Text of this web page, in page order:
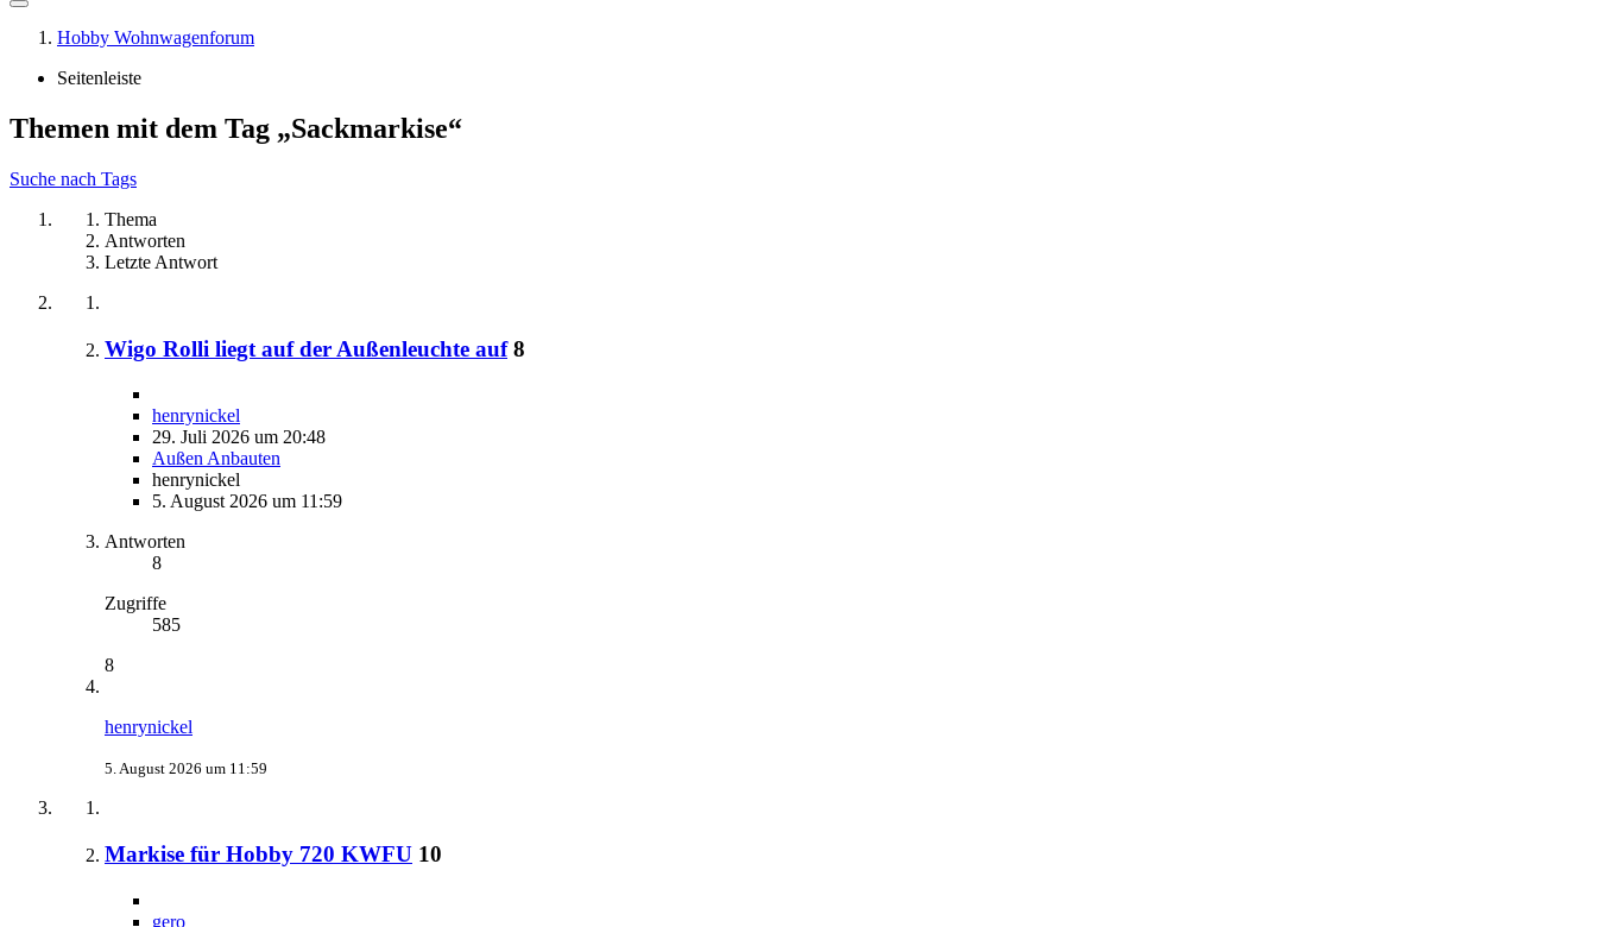
Hobby Wohnwagenforum
Seitenleiste
Themen mit dem Tag „Sackmarkise“
Suche nach Tags
Thema
Antworten
Letzte Antwort
Wigo Rolli liegt auf der Außenleuchte auf 8
henrynickel
29. Juli 2026 um 20:48
Außen Anbauten
henrynickel
5. August 2026 um 11:59
Antworten
8
Zugriffe
585
8
henrynickel
5. August 2026 um 11:59
Markise für Hobby 720 KWFU 10
gero